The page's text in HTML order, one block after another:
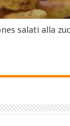
salati alla